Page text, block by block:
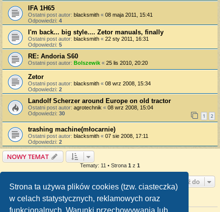
Strona ta używa plików cookies (tzw. ciasteczka)
w celach statystycznych, reklamowych oraz
funkcjonalnych. Warunki przechowywania lub
IFA 1H65
Ostatni post autor: blacksmith « 08 maja 2011, 15:41
Odpowiedzi: 4
I'm back... big style.... Zetor manuals, finally
Ostatni post autor: blacksmith « 22 sty 2011, 16:31
Odpowiedzi: 5
RE: Andoria S60
Ostatni post autor: Bolszewik « 25 lis 2010, 20:20
Zetor
Ostatni post autor: blacksmith « 08 wrz 2008, 15:34
Odpowiedzi: 2
Landolf Scherzer around Europe on old tractor
Ostatni post autor: agrotechnik « 08 wrz 2008, 15:04
Odpowiedzi: 30 1 2
trashing machine(młocarnie)
Ostatni post autor: blacksmith « 07 sie 2008, 17:11
Odpowiedzi: 2
NOWY TEMAT
Tematy: 11 • Strona 1 z 1
Przejdź do
TWOJE UPRAWNIENIA NA TYM FORUM